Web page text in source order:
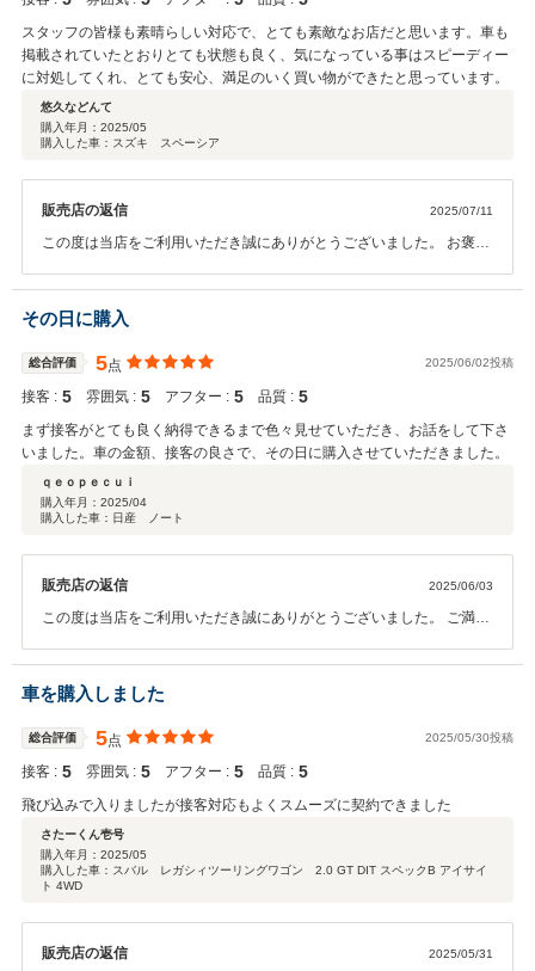
スタッフの皆様も素晴らしい対応で、とても素敵なお店だと思います。車も
掲載されていたとおりとても状態も良く、気になっている事はスピーディー
に対処してくれ、とても安心、満足のいく買い物ができたと思っています。
悠久などんて
購入年月： 2025/05
購入した車：スズキ スペーシア
販売店の返信 2025/07/11
この度は当店をご利用いただき誠にありがとうございました。 お褒め
変嬉しく思います。 今後も素敵なカーライフを南店スタッフ一同しっ
かりとサポートさせていただきます。是非また点検等でお待ちしてお
ります。 今後ともよろしくお願いいたします。
その日に購入
総合評価 5点 2025/06/02投稿
接客 : 5 雰囲気 : 5 アフター : 5 品質 : 5
まず接客がとても良く納得できるまで色々見せていただき、お話をして下さ
いました。車の金額、接客の良さで、その日に購入させていただきました。
ｑｅｏｐｅｃｕｉ
購入年月： 2025/04
購入した車：日産 ノート
販売店の返信 2025/06/03
この度は当店をご利用いただき誠にありがとうございました。 ご満足
会えて我々も大変嬉しく思います。 今後も素敵なカーライフを南店ス
タッフ一同しっかりとサポートさせていただきます。是非また点検等
でお待ちしております。 今後ともよろしくお願いいたします。
車を購入しました
総合評価 5点 2025/05/30投稿
接客 : 5 雰囲気 : 5 アフター : 5 品質 : 5
飛び込みで入りましたが接客対応もよくスムーズに契約できました
さたーくん壱号
購入年月： 2025/05
購入した車：スバル レガシィツーリングワゴン 2.0 GT DIT スペックB アイサイ
ト 4WD
販売店の返信 2025/05/31